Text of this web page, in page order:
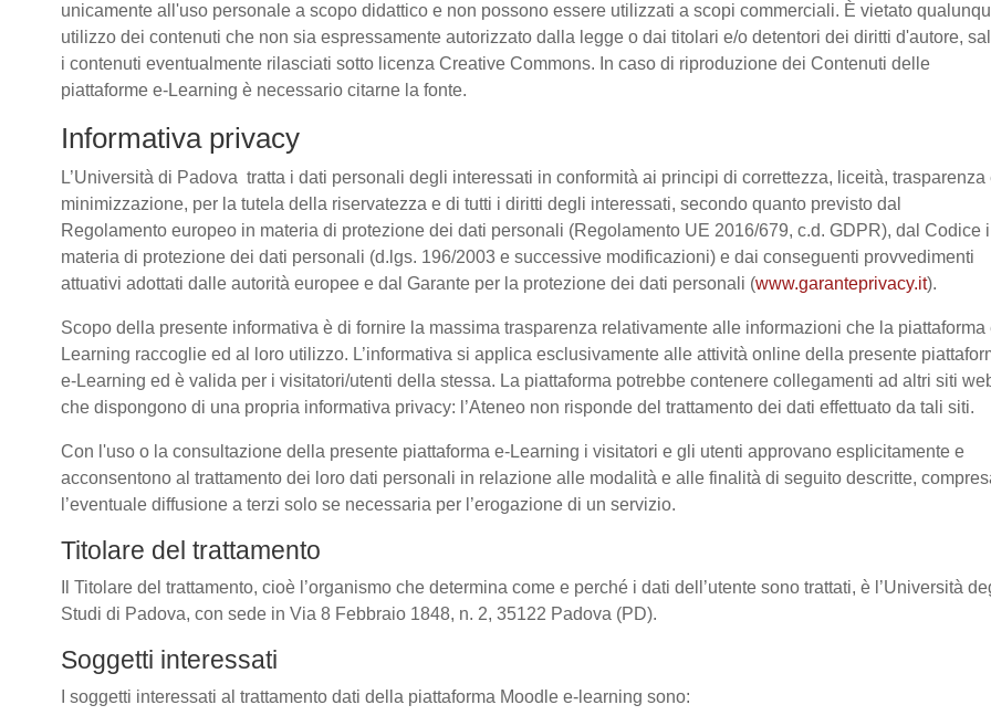
unicamente all'uso personale a scopo didattico e non possono essere utilizzati a scopi commerciali. È vietato
utilizzo dei contenuti che non sia espressamente autorizzato dalla legge o dai titolari e/o detentori dei diritti d'autore,
i contenuti eventualmente rilasciati sotto licenza Creative Commons. In caso di riproduzione dei Contenuti delle
piattaforme e-Learning è necessario citarne la fonte.
Informativa privacy
L’Università di Padova tratta i dati personali degli interessati in conformità ai principi di correttezza, liceità, trasparenza
minimizzazione, per la tutela della riservatezza e di tutti i diritti degli interessati, secondo quanto previsto dal
Regolamento europeo in materia di protezione dei dati personali (Regolamento UE 2016/679, c.d. GDPR), dal Codice
materia di protezione dei dati personali (d.lgs. 196/2003 e successive modificazioni) e dai conseguenti provvedimenti
attuativi adottati dalle autorità europee e dal Garante per la protezione dei dati personali (www.garanteprivacy.it).
Scopo della presente informativa è di fornire la massima trasparenza relativamente alle informazioni che la piattaforma
Learning raccoglie ed al loro utilizzo. L’informativa si applica esclusivamente alle attività online della presente
e-Learning ed è valida per i visitatori/utenti della stessa. La piattaforma potrebbe contenere collegamenti ad altri siti
che dispongono di una propria informativa privacy: l’Ateneo non risponde del trattamento dei dati effettuato da tali siti.
Con l'uso o la consultazione della presente piattaforma e-Learning i visitatori e gli utenti approvano esplicitamente e
acconsentono al trattamento dei loro dati personali in relazione alle modalità e alle finalità di seguito descritte,
l’eventuale diffusione a terzi solo se necessaria per l’erogazione di un servizio.
Titolare del trattamento
Il Titolare del trattamento, cioè l’organismo che determina come e perché i dati dell’utente sono trattati, è l’Università
Studi di Padova, con sede in Via 8 Febbraio 1848, n. 2, 35122 Padova (PD).
Soggetti interessati
I soggetti interessati al trattamento dati della piattaforma Moodle e-learning sono: